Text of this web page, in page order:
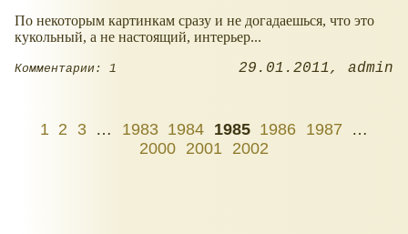
По некоторым картинкам сразу и не догадаешься, что это
кукольный, а не настоящий, интерьер...
Комментарии: 1 29.01.2011 admin
1 2 3 … 1983 1984 1985 1986 1987
…
2000 2001 2002